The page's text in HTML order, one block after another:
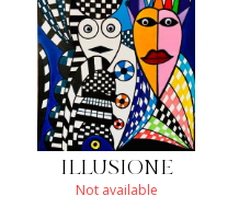
ILLUSIONE
Not available